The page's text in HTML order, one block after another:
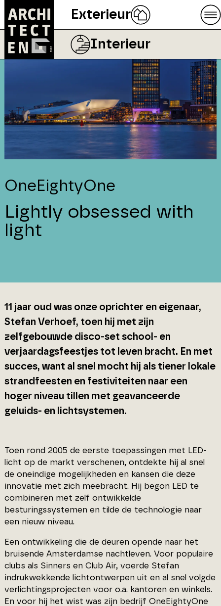
Exterieur
Interieur
OneEightyOne
Lightly obsessed with
light
11 jaar oud was onze oprichter en eigenaar,
Stefan Verhoef, toen hij met zijn
zelfgebouwde disco-set school- en
verjaardagsfeestjes tot leven bracht. En met
succes, want al snel mocht hij als tiener lokale
strandfeesten en festiviteiten naar een
hoger niveau tillen met geavanceerde
geluids- en lichtsystemen.
Toen rond 2005 de eerste toepassingen met LED-
licht op de markt verschenen, ontdekte hij al snel
de oneindige mogelijkheden en kansen die deze
innovatie met zich meebracht. Hij begon LED te
combineren met zelf ontwikkelde
besturingssystemen en tilde de technologie naar
een nieuw niveau.
Een ontwikkeling die de deuren opende naar het
bruisende Amsterdamse nachtleven. Voor populaire
clubs als Sinners en Club Air, voerde Stefan
indrukwekkende lichtontwerpen uit en al snel volgde
verlichtingsprojecten voor o.a. kantoren en winkels.
En voor hij het wist was zijn bedrijf OneEightyOne